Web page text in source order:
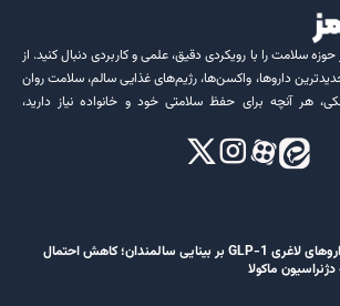
سلامت را با رویکردی دقیق، علمی و کاربردی دنبال کنید. از
داروها، واکسن‌ها، رژیم‌های غذایی سالم، سلامت روان
هر آنچه برای حفظ سلامتی خود و خانواده نیاز دارید،
تاثیر داروهای لاغری GLP-1 بر بینایی سالمندان؛ کاهش احتمال
دژنراسیون ماکولا